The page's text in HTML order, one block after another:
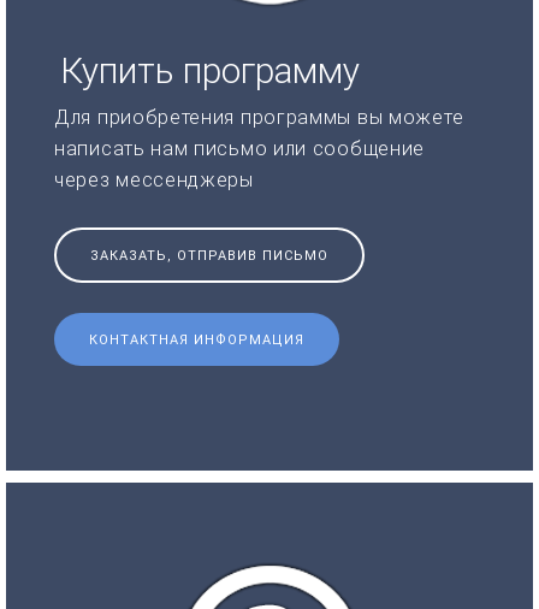
Купить программу
Для приобретения программы вы можете
написать нам письмо или сообщение
через мессенджеры
ЗАКАЗАТЬ, ОТПРАВИВ ПИСЬМО
КОНТАКТНАЯ ИНФОРМАЦИЯ